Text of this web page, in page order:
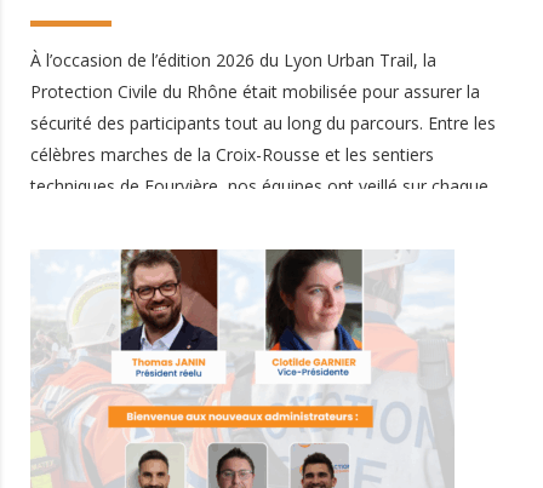
À l’occasion de l’édition 2026 du Lyon Urban Trail, la
Protection Civile du Rhône était mobilisée pour assurer la
sécurité des participants tout au long du parcours. Entre les
célèbres marches de la Croix-Rousse et les sentiers
techniques de Fourvière, nos équipes ont veillé sur chaque
dénivelé. Une présence continue sur le terrain Au total, 30
secouristes ont été mobilisés pour couvrir l’événement et
intervenir en cas de besoin. Grâce à leur présence, 53 prises
en charge ont été réalisées au cours de la journée, dont 2
évacuations vers un centre hospitalier.
7 avril 2026